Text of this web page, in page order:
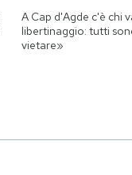
A Cap d'Agde c'è chi
libertinaggio: tutti
vietare»